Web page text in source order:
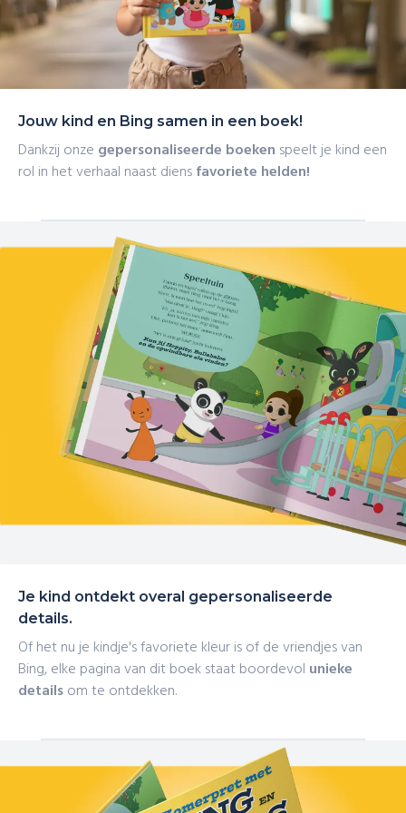
Jouw kind en Bing samen in een boek!
Dankzij onze gepersonaliseerde boeken speelt je kind een
rol in het verhaal naast diensfavoriete helden!
Je kind ontdekt overal gepersonaliseerde
details.
Of het nu je kindje's favoriete kleur is of de vriendjes van
Bing, elke pagina van dit boek staat boordevol unieke
detailsom te ontdekken.